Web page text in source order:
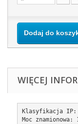
Dodaj do
WIĘCEJ
Klasyfikacja IP:
Moc znamionowa: